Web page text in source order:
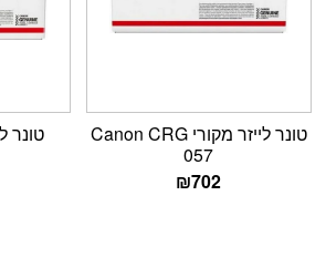
טונר לייזר מקורי Canon CRG
057
₪702